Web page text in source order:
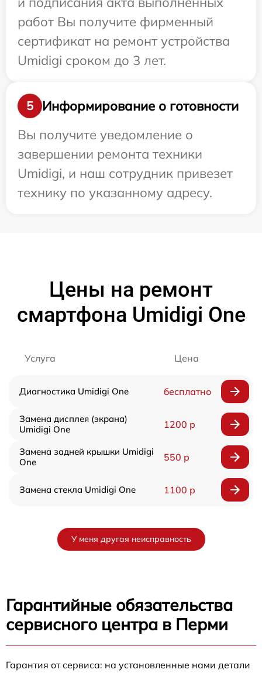
работ Вы получите фирменный
сертификат на ремонт устройства
Umidigi сроком до 3 лет.
5
Информирование о готовности
Вы получите уведомление о
завершении ремонта техники
Umidigi, и наш сотрудник привезет
технику по указанному адресу.
Цены на ремонт
смартфона Umidigi One
Услуга Цена
Диагностика Umidigi One бесплатно
Замена дисплея (экрана)
Umidigi One
1200 р
Замена задней крышки Umidigi
One
550 р
Замена стекла Umidigi One 1100 р
У меня другая неисправность
Гарантийные обязательства
сервисного центра в Перми
Гарантия от сервиса: на установленные нами детали